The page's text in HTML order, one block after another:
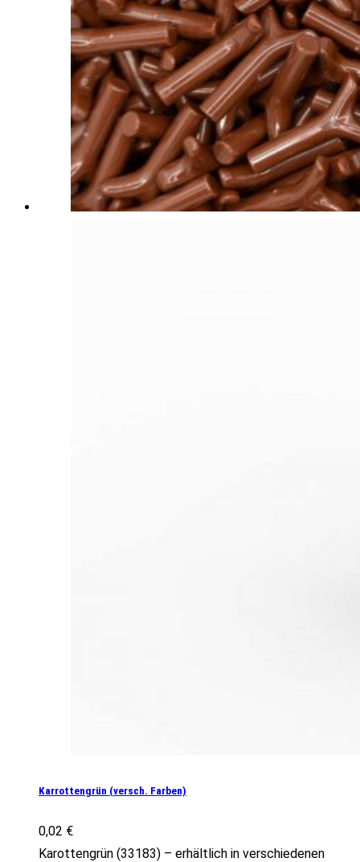
Karrottengrün (versch. Farben)
0,02 €
Karottengrün (33183) – erhältlich in verschiedenen